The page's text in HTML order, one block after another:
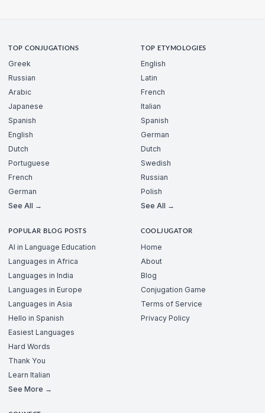
TOP CONJUGATIONS
Greek
Russian
Arabic
Japanese
Spanish
English
Dutch
Portuguese
French
German
See All →
TOP ETYMOLOGIES
English
Latin
French
Italian
Spanish
German
Dutch
Swedish
Russian
Polish
See All →
POPULAR BLOG POSTS
AI in Language Education
Languages in Africa
Languages in India
Languages in Europe
Languages in Asia
Hello in Spanish
Easiest Languages
Hard Words
Thank You
Learn Italian
See More →
COOLJUGATOR
Home
About
Blog
Conjugation Game
Terms of Service
Privacy Policy